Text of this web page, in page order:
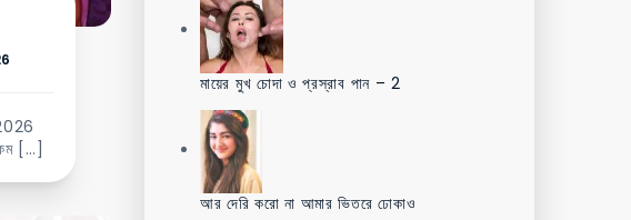
[…]
মায়ের মুখ চোদা ও প্রস্রাব পান – 2
আর দেরি করো না আমার ভিতরে ঢোকাও